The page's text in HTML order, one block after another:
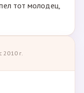
тот молодец,
2010 г.